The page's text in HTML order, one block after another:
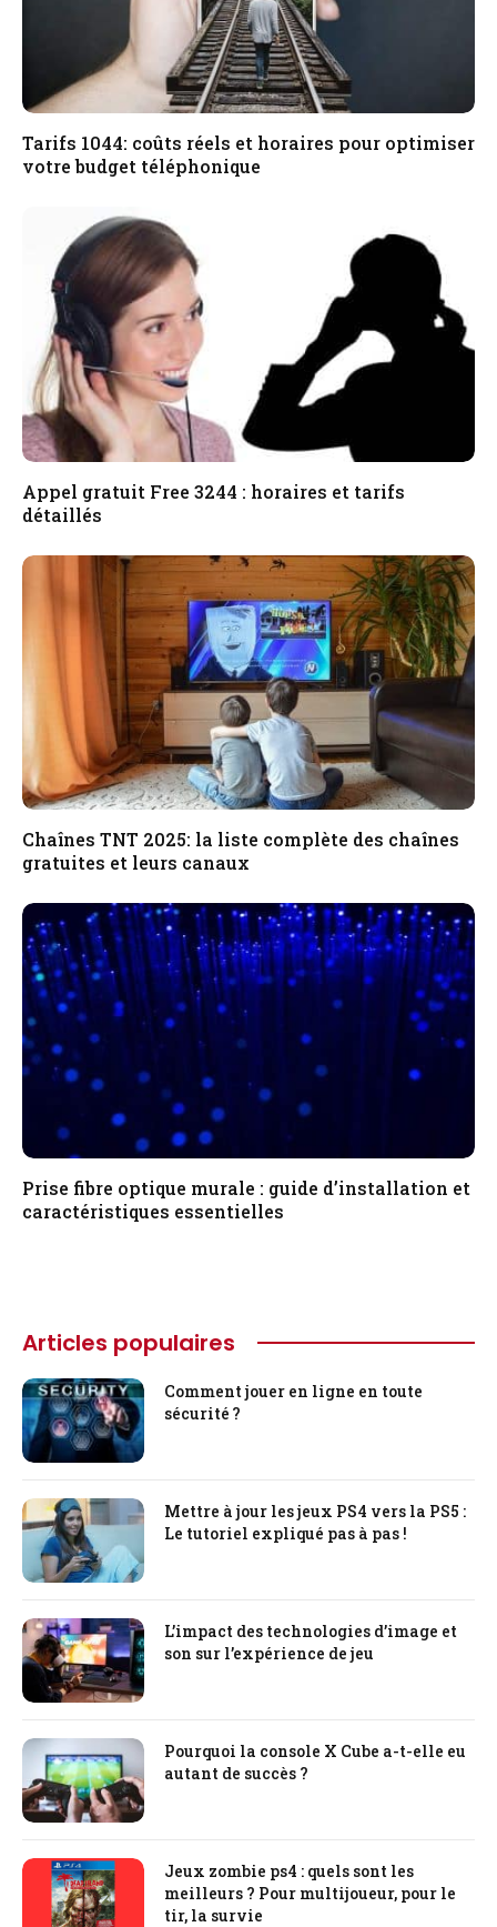
Tarifs 1044: coûts réels et horaires pour optimiser
votre budget téléphonique
Appel gratuit Free 3244 : horaires et tarifs
détaillés
Chaînes TNT 2025: la liste complète des chaînes
gratuites et leurs canaux
Prise fibre optique murale : guide d’installation et
caractéristiques essentielles
Articles populaires
Comment jouer en ligne en toute
sécurité ?
Mettre à jour les jeux PS4 vers la PS5 :
Le tutoriel expliqué pas à pas !
L’impact des technologies d’image et
son sur l’expérience de jeu
Pourquoi la console X Cube a-t-elle eu
autant de succès ?
Jeux zombie ps4 : quels sont les
meilleurs ? Pour multijoueur, pour le
tir, la survie